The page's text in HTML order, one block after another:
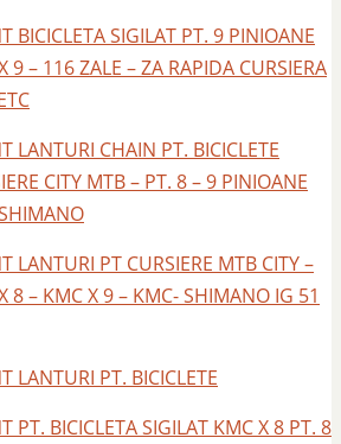
BICICLETA SIGILAT PT. 9 PINIOANE
9 – 116 ZALE – ZA RAPIDA CURSIERA
LANTURI CHAIN PT. BICICLETE
CITY MTB – PT. 8 – 9 PINIOANE
LANTURI PT CURSIERE MTB CITY –
8 – KMC X 9 – KMC- SHIMANO IG 51
LANTURI PT. BICICLETE
PT. BICICLETA SIGILAT KMC X 8 PT. 8